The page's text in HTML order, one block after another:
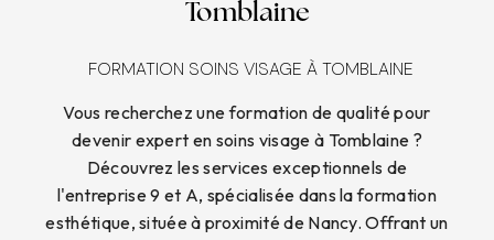
Tomblaine
FORMATION SOINS VISAGE À TOMBLAINE
Vous recherchez une formation de qualité pour
devenir expert en soins visage à Tomblaine ?
Découvrez les services exceptionnels de
l'entreprise 9 et A, spécialisée dans la formation
esthétique, située à proximité de Nancy. Offrant un